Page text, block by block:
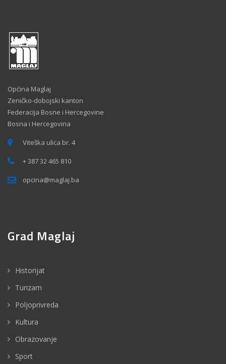
Općina Maglaj
Zeničko-dobojski kanton
Federacija Bosne i Hercegovine
Bosna i Hercegovina
Viteška ulica br. 4
+ 387 32 465 810
opcina@maglaj.ba
Grad Maglaj
Historijat
Turizam
Poljoprivreda
Kultura
Obrazovanje
Sport